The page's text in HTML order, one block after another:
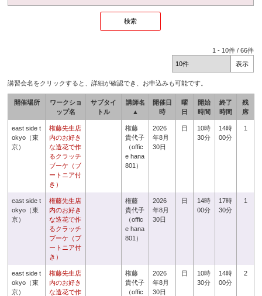
1 - 10件 /66件
講習会名をクリックすると、詳細が確認でき、お申込みも可能です。
開催場所
ワークショ
ップ名
サブタイ
トル
講師名
▲
開催日
時
曜
日
開始
時間
終了
時間
残
席
east side t
okyo（東
京）
権藤先生店
内のお好き
な造花で作
るクラッチ
ブーケ（ブ
ートニア付
き）
権藤
貴代子
（offic
e hana
801）
2026
年8月
30日
日
10時
30分
14時
00分
1
east side t
okyo（東
京）
権藤先生店
内のお好き
な造花で作
るクラッチ
ブーケ（ブ
ートニア付
き）
権藤
貴代子
（offic
e hana
801）
2026
年8月
30日
日
14時
00分
17時
30分
1
east side t
okyo（東
京）
権藤先生店
内のお好き
な造花で作
権藤
貴代子
（offic
2026
年8月
30日
日
10時
30分
14時
00分
2